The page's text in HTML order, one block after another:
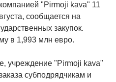
"Pirmoji kava" 11
сообщается на
закупок.
в 1,993 млн евро.
учреждение "Pirmoji kava"
субподрядчикам и